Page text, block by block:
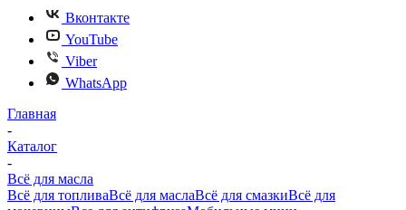
Вконтакте
YouTube
Viber
WhatsApp
Главная
-
Каталог
-
Всё для масла
Всё для топливаВсё для маслаВсё для смазкиВсё для